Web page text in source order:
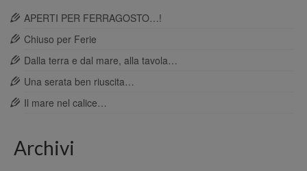
APERTI PER FERRAGOSTO…!
Chiuso per Ferie
Dalla terra e dal mare, alla tavola…
Una serata ben riuscita…
Il mare nel calice…
Archivi